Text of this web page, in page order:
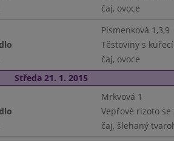
čaj, ovoce
Písmenková 1,3,9
Těstoviny s
čaj, ovoce
Středa 21. 1. 2015
Mrkvová 1
Vepřové rizoto
čaj, šlehaný